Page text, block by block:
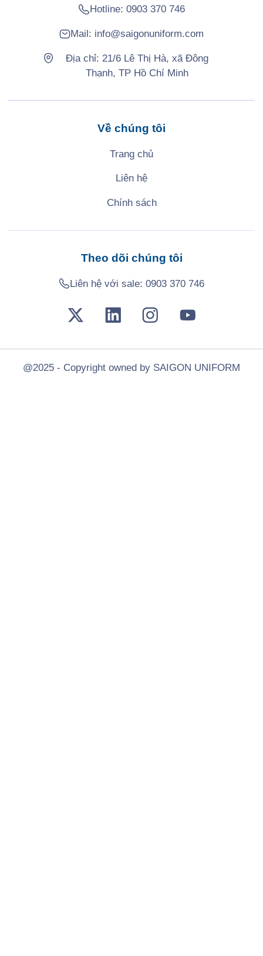
Hotline: 0903 370 746
Mail: info@saigonuniform.com
Địa chỉ: 21/6 Lê Thị Hà, xã Đông
Thạnh, TP Hồ Chí Minh
Về chúng tôi
Trang chủ
Liên hệ
Chính sách
Theo dõi chúng tôi
Liên hệ với sale:0903 370 746
@2025 - Copyright owned by SAIGON UNIFORM